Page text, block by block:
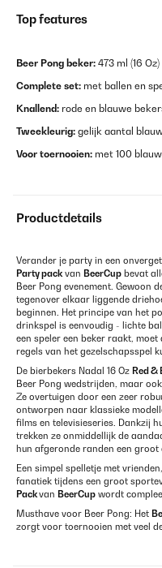
Top features
Beer Pong beker: 473 ml (16
Complete set: met ballen en
Knallend: rode en blauwe
Tweekleurig: gelijk aantal
Voor toernooien: met 100
Productdetails
Verander je party in een
Party packvan BeerCup bevat
Beer Pong evenement. Gewoon
tegenover elkaar liggende
beginnen. Het principe van het
drinkspel is eenvoudig - lichte
een speler een beker raakt,
regels van het gezelschapsspel
De bierbekers Nadal 16 Oz Red &
Beer Pong wedstrijden, maar
Ze overtuigen door een zeer
ontworpen naar klassieke
films en televisieseries. Dankzij
trekken ze onmiddellijk de
hun afgeronde randen een
Een simpel spelletje met
fanatiek tijdens een groot
Packvan BeerCup wordt
Musthave voor Beer Pong: Het
zorgt voor toernooien met veel